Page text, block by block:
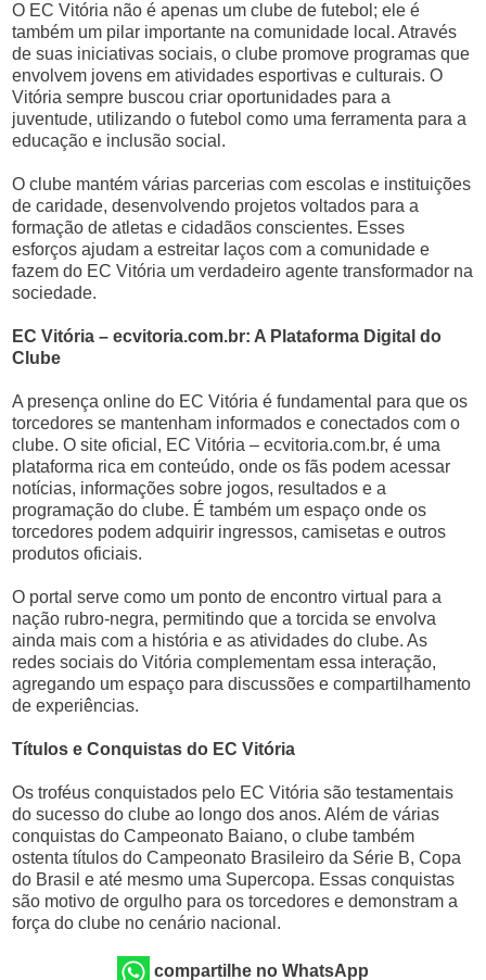
O EC Vitória não é apenas um clube de futebol; ele é
também um pilar importante na comunidade local. Através
de suas iniciativas sociais, o clube promove programas que
envolvem jovens em atividades esportivas e culturais. O
Vitória sempre buscou criar oportunidades para a
juventude, utilizando o futebol como uma ferramenta para a
educação e inclusão social.
O clube mantém várias parcerias com escolas e instituições
de caridade, desenvolvendo projetos voltados para a
formação de atletas e cidadãos conscientes. Esses
esforços ajudam a estreitar laços com a comunidade e
fazem do EC Vitória um verdadeiro agente transformador na
sociedade.
EC Vitória – ecvitoria.com.br: A Plataforma Digital do
Clube
A presença online do EC Vitória é fundamental para que os
torcedores se mantenham informados e conectados com o
clube. O site oficial, EC Vitória – ecvitoria.com.br, é uma
plataforma rica em conteúdo, onde os fãs podem acessar
notícias, informações sobre jogos, resultados e a
programação do clube. É também um espaço onde os
torcedores podem adquirir ingressos, camisetas e outros
produtos oficiais.
O portal serve como um ponto de encontro virtual para a
nação rubro-negra, permitindo que a torcida se envolva
ainda mais com a história e as atividades do clube. As
redes sociais do Vitória complementam essa interação,
agregando um espaço para discussões e compartilhamento
de experiências.
Títulos e Conquistas do EC Vitória
Os troféus conquistados pelo EC Vitória são testamentais
do sucesso do clube ao longo dos anos. Além de várias
conquistas do Campeonato Baiano, o clube também
ostenta títulos do Campeonato Brasileiro da Série B, Copa
do Brasil e até mesmo uma Supercopa. Essas conquistas
são motivo de orgulho para os torcedores e demonstram a
força do clube no cenário nacional.
compartilhe no WhatsApp